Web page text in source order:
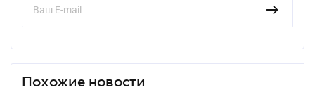
Похожие новости